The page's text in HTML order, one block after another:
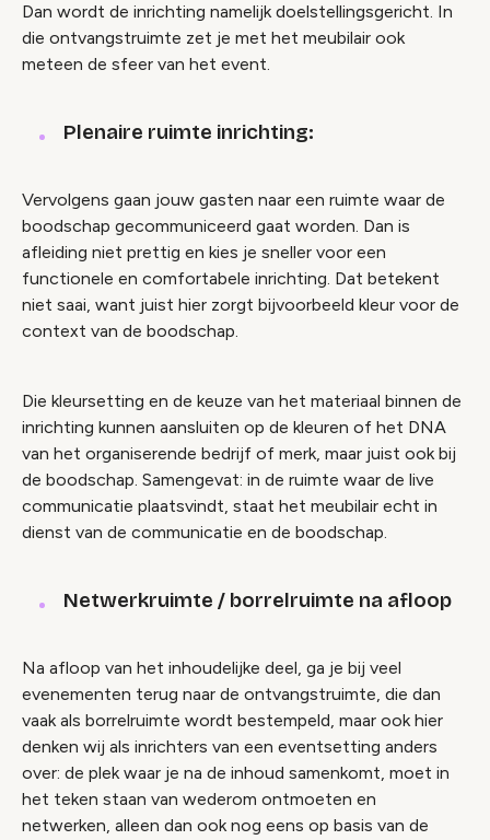
Dan wordt de inrichting namelijk doelstellingsgericht. In
die ontvangstruimte zet je met het meubilair ook
meteen de sfeer van het event.
Plenaire ruimte inrichting:
Vervolgens gaan jouw gasten naar een ruimte waar de
boodschap gecommuniceerd gaat worden. Dan is
afleiding niet prettig en kies je sneller voor een
functionele en comfortabele inrichting. Dat betekent
niet saai, want juist hier zorgt bijvoorbeeld kleur voor de
context van de boodschap.
Die kleursetting en de keuze van het materiaal binnen de
inrichting kunnen aansluiten op de kleuren of het DNA
van het organiserende bedrijf of merk, maar juist ook bij
de boodschap. Samengevat: in de ruimte waar de live
communicatie plaatsvindt, staat het meubilair echt in
dienst van de communicatie en de boodschap.
Netwerkruimte / borrelruimte na afloop
Na afloop van het inhoudelijke deel, ga je bij veel
evenementen terug naar de ontvangstruimte, die dan
vaak als borrelruimte wordt bestempeld, maar ook hier
denken wij als inrichters van een eventsetting anders
over: de plek waar je na de inhoud samenkomt, moet in
het teken staan van wederom ontmoeten en
netwerken, alleen dan ook nog eens op basis van de